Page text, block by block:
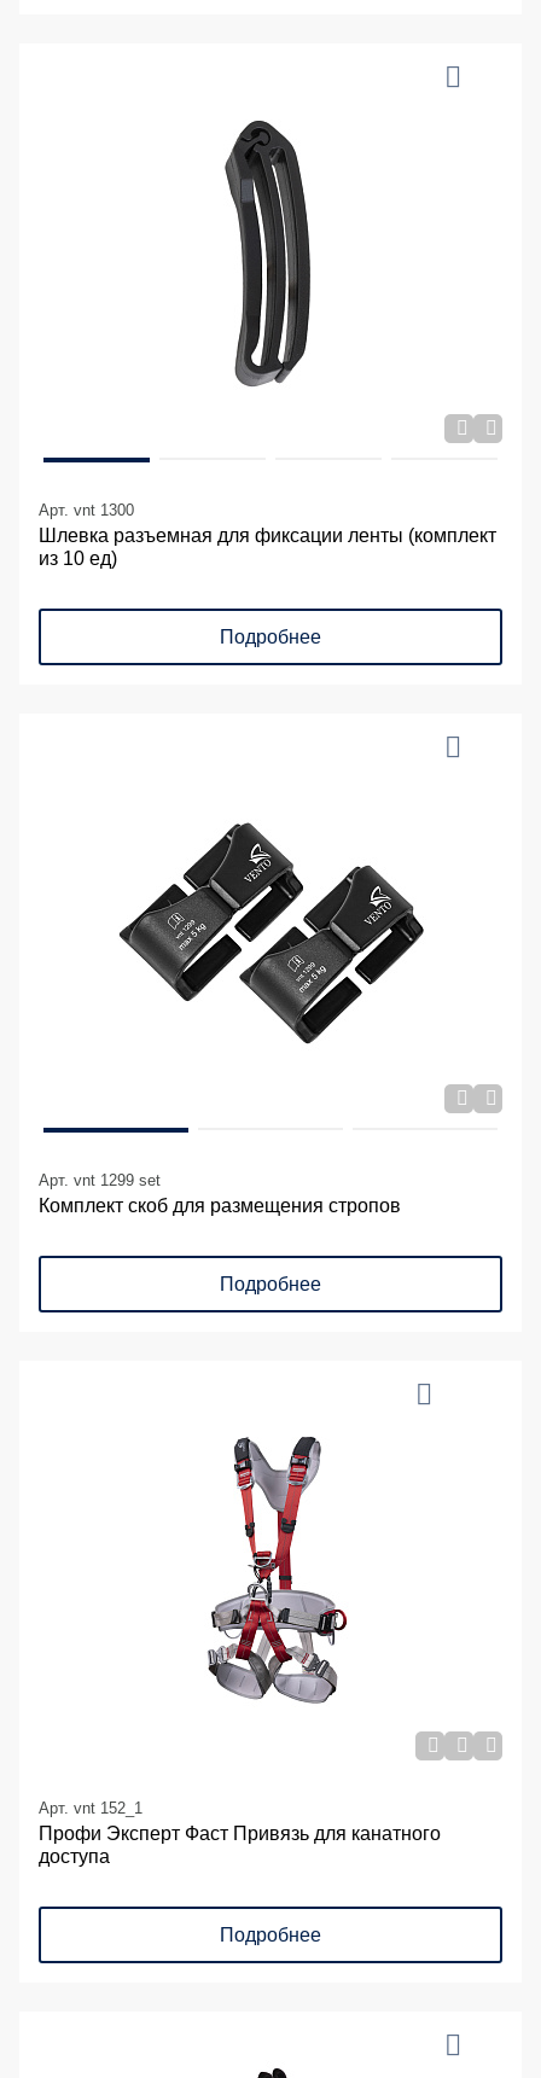
Арт. vnt 1300
Шлевка разъемная для фиксации ленты (комплект
из 10 ед)
Подробнее
Арт. vnt 1299 set
Комплект скоб для размещения стропов
Подробнее
Арт. vnt 152_1
Профи Эксперт Фаст Привязь для канатного
доступа
Подробнее